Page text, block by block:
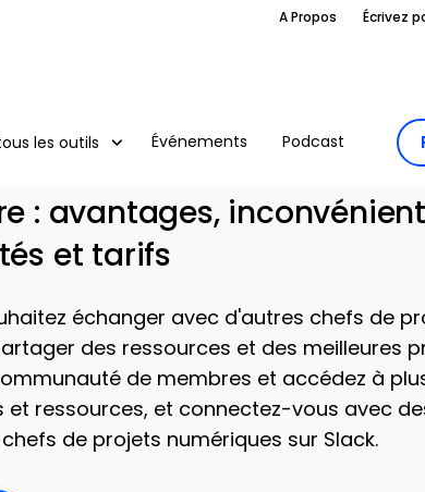
A Propos Écrivez
les outils Événements Podcast
: avantages,
et tarifs
échanger avec d'autres chefs de
des ressources et des meilleures
de membres et accédez à
et ressources, et connectez-vous avec
de projets numériques sur Slack.